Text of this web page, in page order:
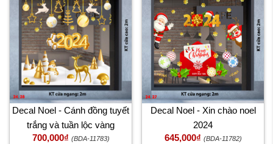
Decal Noel - Cánh đồng tuyết
trắng và tuần lộc vàng
700,000₫ (BDA-11783)
Decal Noel - Xin chào noel
2024
645,000₫ (BDA-11782)